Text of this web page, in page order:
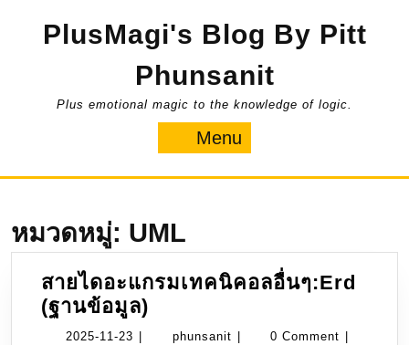
PlusMagi's Blog By Pitt
Phunsanit
Plus emotional magic to the knowledge of logic.
Menu
หมวดหมู่: UML
สายไดอะแกรมเทคนิคอลอื่นๆ:Erd
(ฐานข้อมูล)
ไดอะแกรม
2025-11-23 2025- phunsanit phunsanit0 Comment